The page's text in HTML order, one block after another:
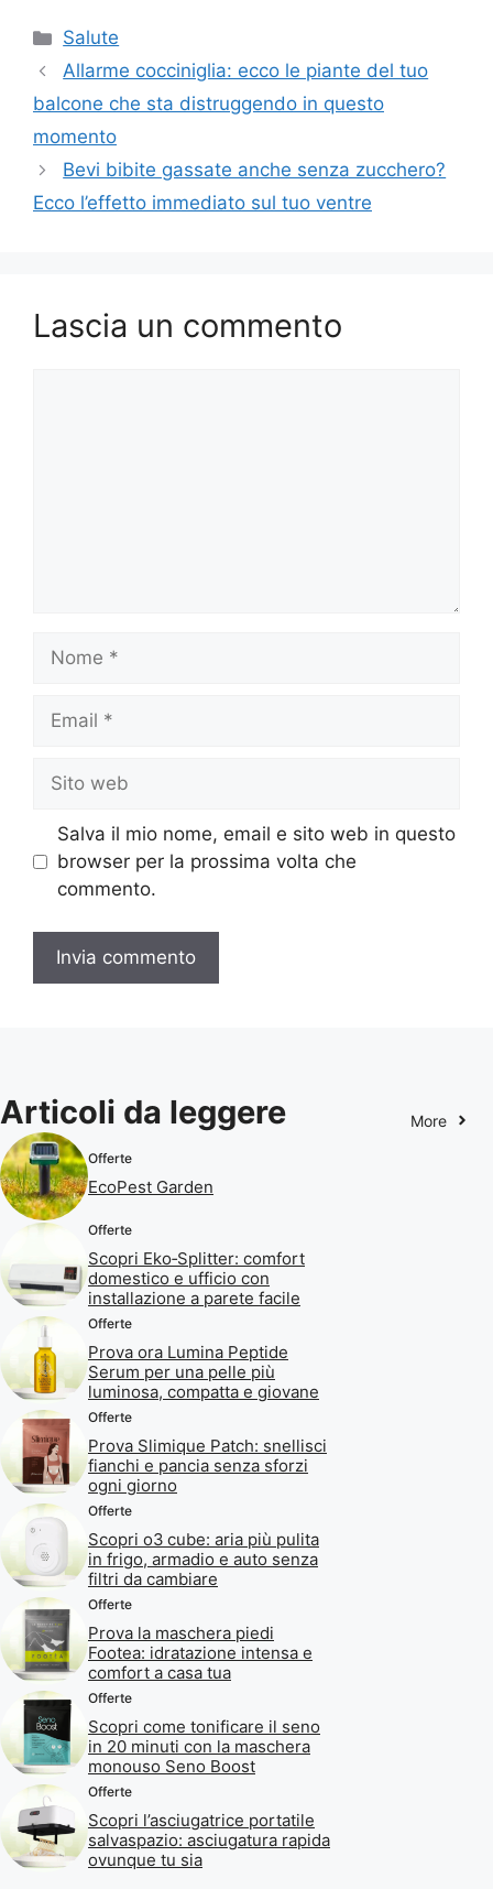
Categorie
Salute
Allarme cocciniglia: ecco le piante del tuo
balcone che sta distruggendo in questo
momento
Bevi bibite gassate anche senza zucchero?
Ecco l’effetto immediato sul tuo ventre
Lascia un commento
Nome
Email
Sito
web
Salva il mio nome, email e sito web in questo
browser per la prossima volta che
commento.
Articoli da leggere More
Offerte
EcoPest Garden
Offerte
Scopri Eko‑Splitter: comfort
domestico e ufficio con
installazione a parete facile
Offerte
Prova ora Lumina Peptide
Serum per una pelle più
luminosa, compatta e giovane
Offerte
Prova Slimique Patch: snellisci
fianchi e pancia senza sforzi
ogni giorno
Offerte
Scopri o3 cube: aria più pulita
in frigo, armadio e auto senza
filtri da cambiare
Offerte
Prova la maschera piedi
Footea: idratazione intensa e
comfort a casa tua
Offerte
Scopri come tonificare il seno
in 20 minuti con la maschera
monouso Seno Boost
Offerte
Scopri l’asciugatrice portatile
salvaspazio: asciugatura rapida
ovunque tu sia